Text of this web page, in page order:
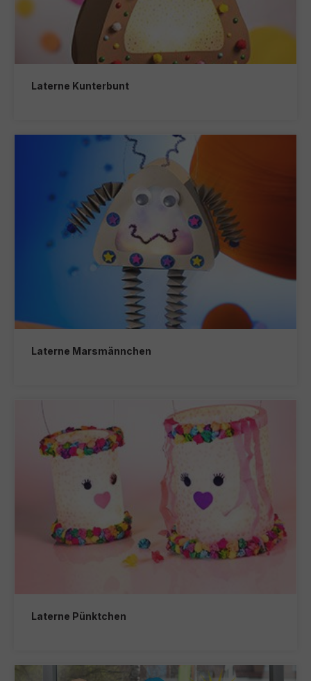
Laterne Kunterbunt
Laterne Marsmännchen
Laterne Pünktchen